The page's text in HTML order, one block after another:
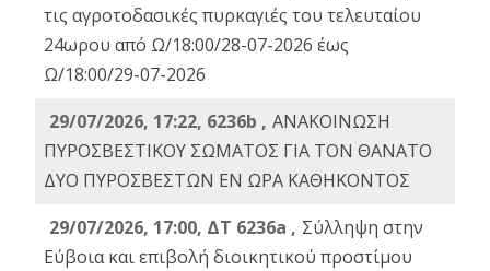
τις αγροτοδασικές πυρκαγιές του τελευταίου
24ωρου από Ω/18:00/28-07-2026 έως
Ω/18:00/29-07-2026
29/07/2026, 17:22, 6236b , ΑΝΑΚΟΙΝΩΣΗ
ΠΥΡΟΣΒΕΣΤΙΚΟΥ ΣΩΜΑΤΟΣ ΓΙΑ ΤΟΝ ΘΑΝΑΤΟ
ΔΥΟ ΠΥΡΟΣΒΕΣΤΩΝ ΕΝ ΩΡΑ ΚΑΘΗΚΟΝΤΟΣ
29/07/2026, 17:00, ΔΤ 6236a , Σύλληψη στην
Εύβοια και επιβολή διοικητικού προστίμου